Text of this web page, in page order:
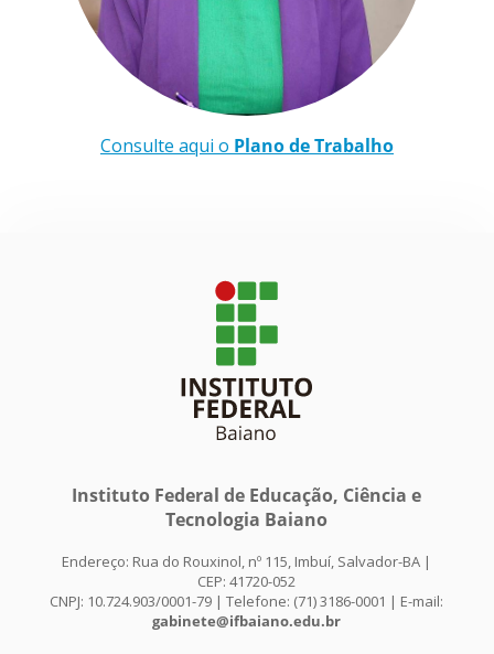
Consulte aqui o Plano de Trabalho
Instituto Federal de Educação, Ciência e
Tecnologia Baiano
Endereço: Rua do Rouxinol, nº 115, Imbuí, Salvador-BA |
CEP: 41720-052
CNPJ: 10.724.903/0001-79 | Telefone: (71) 3186-0001 | E-mail:
gabinete@ifbaiano.edu.br